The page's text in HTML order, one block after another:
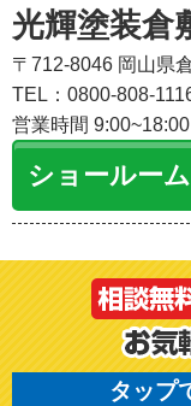
光輝塗装倉
〒712-8046 岡山県
TEL：0800-808-
営業時間
ショールー
タップ